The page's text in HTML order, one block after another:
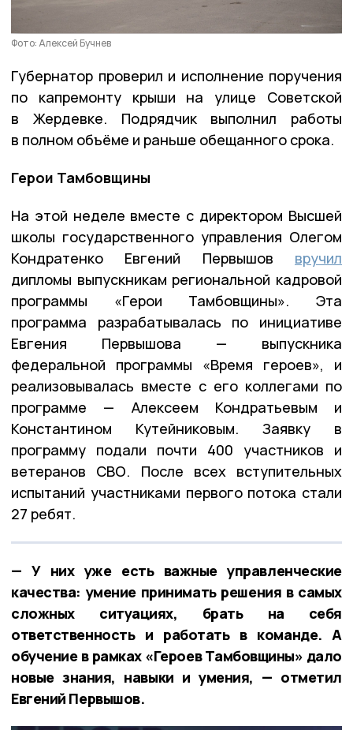
Фото: Алексей Бучнев
Губернатор проверил и исполнение поручения
по капремонту крыши на улице Советской
в Жердевке. Подрядчик выполнил работы
в полном объёме и раньше обещанного срока.
Герои Тамбовщины
На этой неделе вместе с директором Высшей
школы государственного управления Олегом
Кондратенко Евгений Первышов вручил
дипломы выпускникам региональной кадровой
программы «Герои Тамбовщины». Эта
программа разрабатывалась по инициативе
Евгения Первышова — выпускника
федеральной программы «Время героев», и
реализовывалась вместе с его коллегами по
программе — Алексеем Кондратьевым и
Константином Кутейниковым. Заявку в
программу подали почти 400 участников и
ветеранов СВО. После всех вступительных
испытаний участниками первого потока стали
27 ребят.
— У них уже есть важные управленческие
качества: умение принимать решения в самых
сложных ситуациях, брать на себя
ответственность и работать в команде. А
обучение в рамках «Героев Тамбовщины» дало
новые знания, навыки и умения, — отметил
Евгений Первышов.